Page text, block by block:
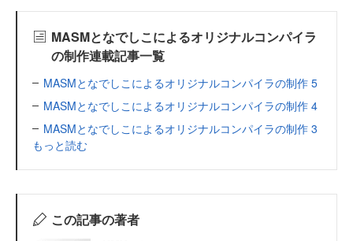
MASMとなでしこによるオリジナルコンパイラ
の制作連載記事一覧
MASMとなでしこによるオリジナルコンパイラの制作 5
MASMとなでしこによるオリジナルコンパイラの制作 4
MASMとなでしこによるオリジナルコンパイラの制作 3
もっと読む
この記事の著者